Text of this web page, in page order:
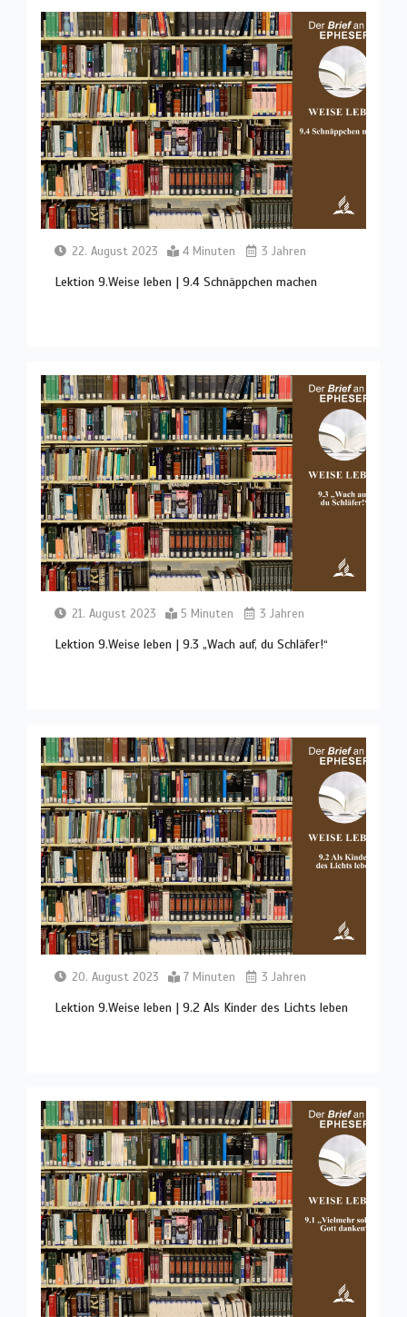
22. August 2023 4 Minuten 3 Jahren
Lektion 9.Weise leben | 9.4 Schnäppchen machen
21. August 2023 5 Minuten 3 Jahren
Lektion 9.Weise leben | 9.3 „Wach auf, du Schläfer!“
20. August 2023 7 Minuten 3 Jahren
Lektion 9.Weise leben | 9.2 Als Kinder des Lichts leben